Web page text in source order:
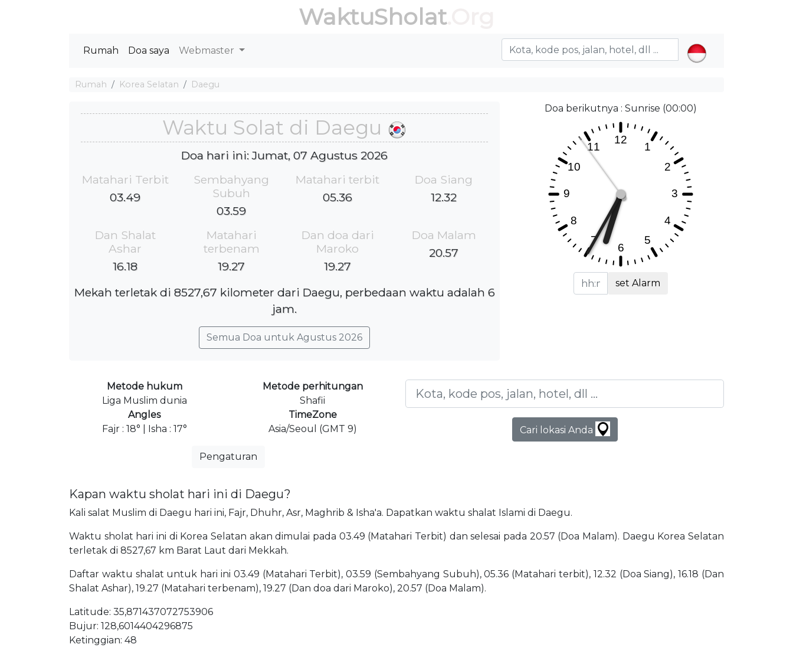
WaktuSholat.Org
Rumah Doa saya Webmaster
Rumah Korea Selatan Daegu
Waktu Solat di Daegu
Doa hari ini: Jumat, 07 Agustus 2026
Matahari Terbit
03.49
Sembahyang
Subuh
03.59
Matahari terbit
05.36
Doa Siang
12.32
Dan Shalat
Ashar
16.18
Matahari
terbenam
19.27
Dan doa dari
Maroko
19.27
Doa Malam
20.57
Mekah terletak di 8527,67 kilometer dari Daegu, perbedaan waktu adalah 6
jam.
Semua Doa untuk Agustus 2026
Doa berikutnya : Sunrise (00:00)
set Alarm
Metode hukum
Liga Muslim dunia
Metode perhitungan
Shafii
Angles
Fajr : 18° | Isha : 17°
TimeZone
Asia/Seoul (GMT 9)
Pengaturan
Cari lokasi Anda
Kapan waktu sholat hari ini di Daegu?
Kali salat Muslim di Daegu hari ini, Fajr, Dhuhr, Asr, Maghrib & Isha'a. Dapatkan waktu shalat Islami di Daegu.
Waktu sholat hari ini di Korea Selatan akan dimulai pada 03.49 (Matahari Terbit) dan selesai pada 20.57 (Doa Malam). Daegu Korea Selatan
terletak di 8527,67 km Barat Laut dari Mekkah.
Daftar waktu shalat untuk hari ini 03.49 (Matahari Terbit), 03.59 (Sembahyang Subuh), 05.36 (Matahari terbit), 12.32 (Doa Siang), 16.18 (Dan
Shalat Ashar), 19.27 (Matahari terbenam), 19.27 (Dan doa dari Maroko), 20.57 (Doa Malam).
Latitude: 35,871437072753906
Bujur: 128,6014404296875
Ketinggian: 48